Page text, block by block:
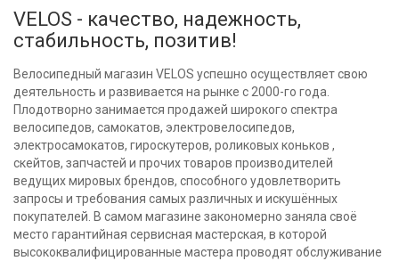
VELOS - качество, надежность,
стабильность, позитив!
Велосипедный магазин VELOS успешно осуществляет свою
деятельность и развивается на рынке с 2000-го года.
Плодотворно занимается продажей широкого спектра
велосипедов, самокатов, электровелосипедов,
электросамокатов, гироскутеров, роликовых коньков ,
скейтов, запчастей и прочих товаров производителей
ведущих мировых брендов, способного удовлетворить
запросы и требования самых различных и искушённых
покупателей. В самом магазине закономерно заняла своё
место гарантийная сервисная мастерская, в которой
высококвалифицированные мастера проводят обслуживание